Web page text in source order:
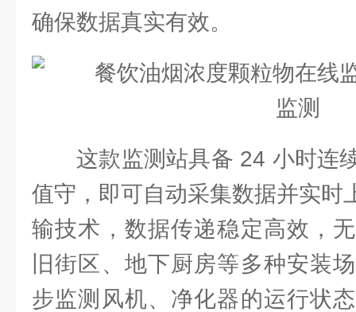
确保数据真实有效。
这款监测站具备 24 小时连
值守，即可自动采集数据并实时
输技术，数据传递稳定高效，
旧街区、地下厨房等多种安装
步监测风机、净化器的运行状